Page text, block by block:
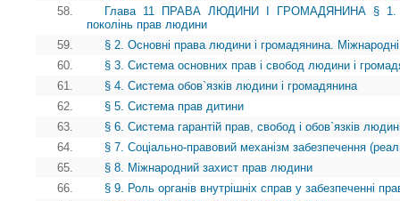
58.
Глава 11 ПРАВА ЛЮДИНИ І ГРОМАДЯНИНА § 1.
поколінь прав людини
59.
§ 2. Основні права людини і громадянина.
60.
§ 3. Система основних прав і свобод людини і
61.
§ 4. Система обов`язків людини і громадянина
62.
§ 5. Система прав дитини
63.
§ 6. Система гарантій прав, свобод і обов`язків
64.
§ 7. Соціально-правовий механізм забезпечення
65.
§ 8. Міжнародний захист прав людини
66.
§ 9. Роль органів внутрішніх справ у забезпеченні